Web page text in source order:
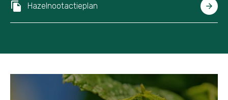
Hazelnootactieplan